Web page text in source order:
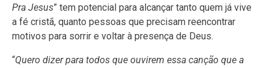
Pra Jesus” tem potencial para alcançar tanto quem já vive
a fé cristã, quanto pessoas que precisam reencontrar
motivos para sorrir e voltar à presença de Deus.
“Quero dizer para todos que ouvirem essa canção que a